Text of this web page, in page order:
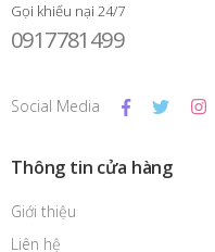
Gọi khiếu nại 24/7
0917781499
Social Media
Thông tin cửa hàng
Giới thiệu
Liên hệ